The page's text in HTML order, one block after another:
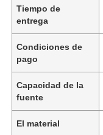
Tiempo de
entrega
Condiciones de
pago
Capacidad de la
fuente
El material